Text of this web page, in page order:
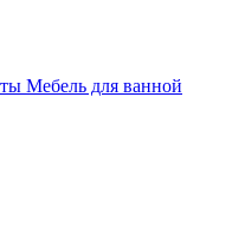
Мебель для ванной